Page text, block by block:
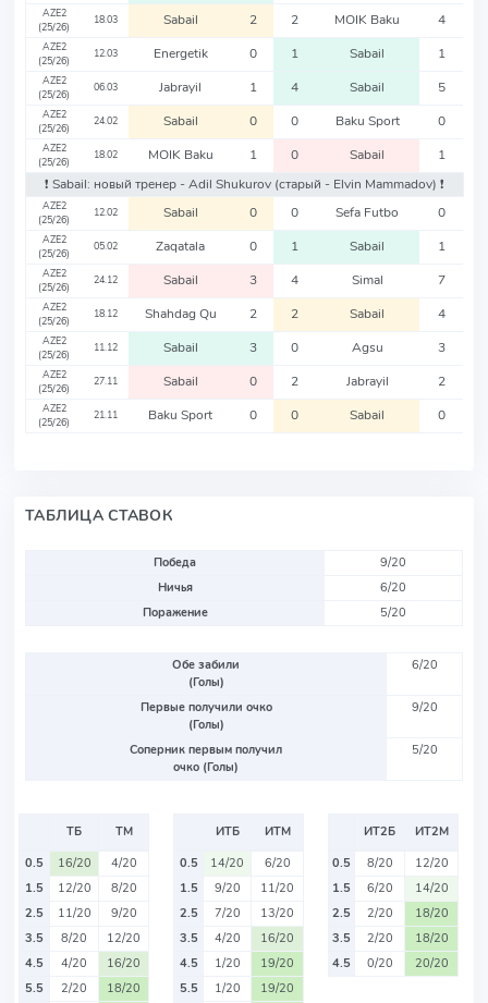
AZE2
(25/26)
18.03 Sabail 2 2 MOIK Baku 4
AZE2
(25/26)
12.03 Energetik 0 1 Sabail 1
AZE2
(25/26)
06.03 Jabrayil 1 4 Sabail 5
AZE2
(25/26)
24.02 Sabail 0 0 Baku Sport 0
AZE2
(25/26)
18.02 MOIK Baku 1 0 Sabail
1
❗️ Sabail: новый тренер - Adil Shukurov (старый - Elvin Mammadov) ❗️
AZE2
(25/26)
12.02 Sabail 0 0 Sefa Futbo 0
AZE2
(25/26)
05.02 Zaqatala 0 1 Sabail 1
AZE2
(25/26)
24.12 Sabail 3 4 Simal 7
AZE2
(25/26)
18.12 Shahdag Qu 2 2 Sabail 4
AZE2
(25/26)
11.12 Sabail 3 0 Agsu 3
AZE2
(25/26)
27.11 Sabail 0 2 Jabrayil 2
AZE2
(25/26)
21.11 Baku Sport 0 0 Sabail 0
ТАБЛИЦА СТАВОК
Победа
9/20
Ничья
6/20
Поражение
5/20
Обе забили
(Голы)
6/20
Первые получили очко
(Голы)
9/20
Соперник первым получил
очко (Голы)
5/20
ТБ
ТМ
0.5
16/20
4/20
1.5
12/20
8/20
2.5
11/20
9/20
3.5
8/20
12/20
4.5
4/20
16/20
5.5
2/20
18/20
ИТБ
ИТМ
0.5
14/20
6/20
1.5
9/20
11/20
2.5
7/20
13/20
3.5
4/20
16/20
4.5
1/20
19/20
5.5
1/20
19/20
ИТ2Б
ИТ2М
0.5
8/20
12/20
1.5
6/20
14/20
2.5
2/20
18/20
3.5
2/20
18/20
4.5
0/20 20/20